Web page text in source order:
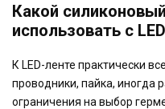
Какой
использовать с
К LED-ленте практически
проводники, пайка, иногда
ограничения на выбор